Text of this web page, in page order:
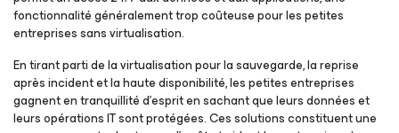
fonctionnalité généralement trop coûteuse pour les petites
entreprises sans virtualisation.
En tirant parti de la virtualisation pour la sauvegarde, la reprise
après incident et la haute disponibilité, les petites entreprises
gagnent en tranquillité d’esprit en sachant que leurs données et
leurs opérations IT sont protégées. Ces solutions constituent une